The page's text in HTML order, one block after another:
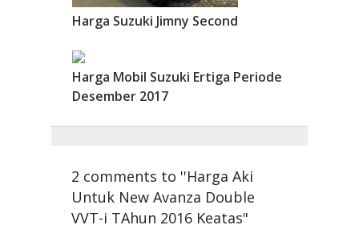
Harga Suzuki Jimny Second
Harga Mobil Suzuki Ertiga Periode
Desember 2017
2 comments to ''Harga Aki
Untuk New Avanza Double
VVT-i TAhun 2016 Keatas"